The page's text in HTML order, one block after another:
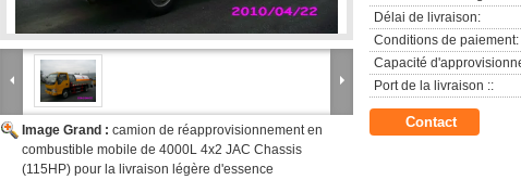
Image Grand : camion de réapprovisionnement en
combustible mobile de 4000L 4x2 JAC Chassis
(115HP) pour la livraison légère d'essence
Délai de livraison:
Conditions de paiement:
Capacité
Port de la livraison ::
Contact